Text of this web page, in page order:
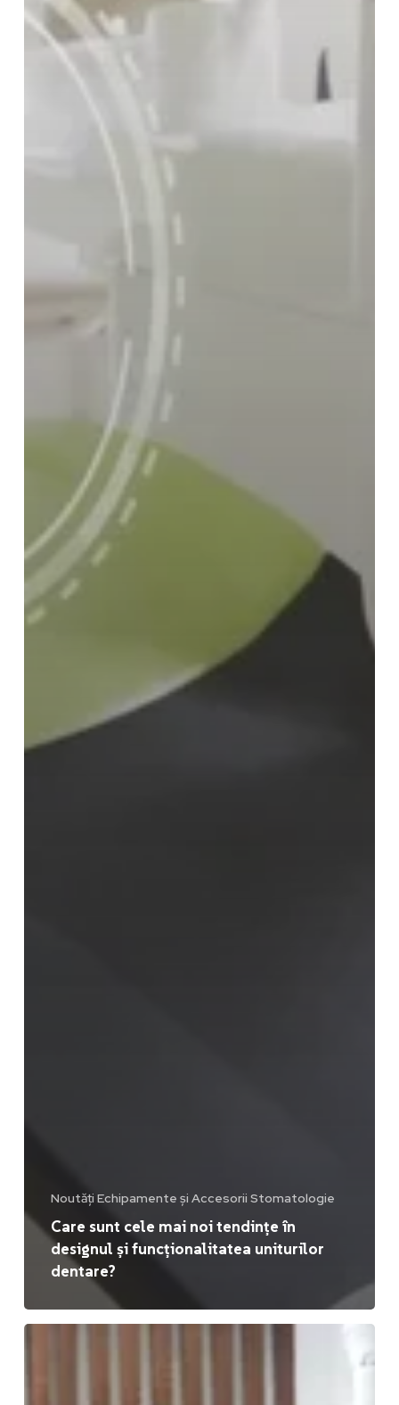
Noutăți Echipamente și Accesorii Stomatologie
Care sunt cele mai noi tendințe în
designul și funcționalitatea uniturilor
dentare?